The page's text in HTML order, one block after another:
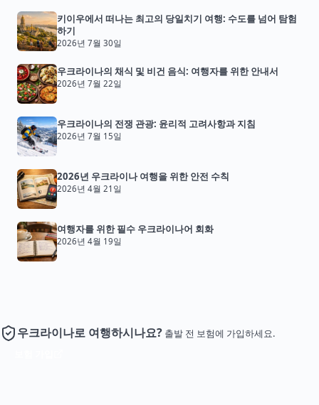
키이우에서 떠나는 최고의 당일치기 여행: 수도를 넘어 탐험
하기
2026년 7월 30일
우크라이나의 채식 및 비건 음식: 여행자를 위한 안내서
2026년 7월 22일
우크라이나의 전쟁 관광: 윤리적 고려사항과 지침
2026년 7월 15일
2026년 우크라이나 여행을 위한 안전 수칙
2026년 4월 21일
여행자를 위한 필수 우크라이나어 회화
2026년 4월 19일
우크라이나로 여행하시나요? 출발 전 보험에 가입하세요.